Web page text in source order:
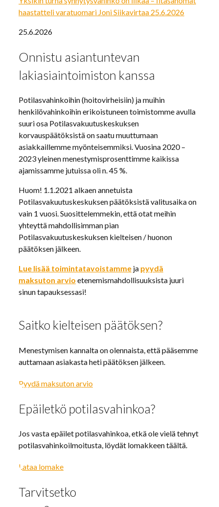
haastatteli varatuomari Joni Siikavirtaa 25.6.2026
25.6.2026
Onnistu asiantuntevan
lakiasiaintoimiston kanssa
Potilasvahinkoihin (hoitovirheisiin) ja muihin
henkilövahinkoihin erikoistuneen toimistomme avulla
suuri osa Potilasvakuutuskeskuksen
korvauspäätöksistä on saatu muuttumaan
asiakkaillemme myönteisemmiksi. Vuosina 2020 –
2023 yleinen menestymisprosenttimme kaikissa
ajamissamme jutuissa oli n. 45 %.
Huom! 1.1.2021 alkaen annetuista
Potilasvakuutuskeskuksen päätöksistä valitusaika on
vain 1 vuosi. Suosittelemmekin, että otat meihin
yhteyttä mahdollisimman pian
Potilasvakuutuskeskuksen kielteisen / huonon
päätöksen jälkeen.
Lue lisää toimintatavoistamme ja pyydä
maksuton arvio etenemismahdollisuuksista juuri
sinun tapauksessasi!
Saitko kielteisen päätöksen?
Menestymisen kannalta on olennaista, että pääsemme
auttamaan asiakasta heti päätöksen jälkeen.
Pyydä maksuton arvio
Epäiletkö potilasvahinkoa?
Jos vasta epäilet potilasvahinkoa, etkä ole vielä tehnyt
potilasvahinkoilmoitusta, löydät lomakkeen täältä.
Lataa lomake
Tarvitsetko